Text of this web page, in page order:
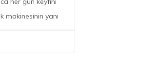
makinesinin yanı